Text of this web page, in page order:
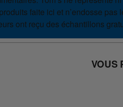
faite ici et n’endosse
ont reçu des échantillons
VOUS